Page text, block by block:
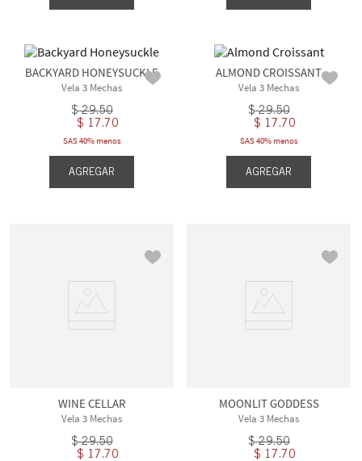
BACKYARD HONEYSUCKLE
Vela 3 Mechas
$ 29.50
$ 17.70
SAS 40% menos
AGREGAR
ALMOND CROISSANT
Vela 3 Mechas
$ 29.50
$ 17.70
SAS 40% menos
AGREGAR
WINE CELLAR
Vela 3 Mechas
$ 29.50
$ 17.70
MOONLIT GODDESS
Vela 3 Mechas
$ 29.50
$ 17.70